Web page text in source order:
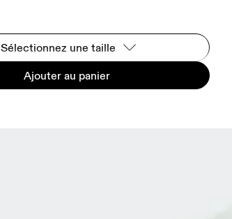
Sélectionnez une taille
Ajouter au panier